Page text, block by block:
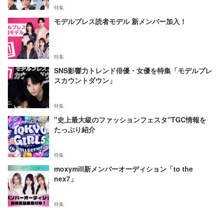
特集
モデルプレス読者モデル 新メンバー加入！
特集
SNS影響力トレンド俳優・女優を特集「モデルプレ
スカウントダウン」
特集
"史上最大級のファッションフェスタ"TGC情報を
たっぷり紹介
特集
moxymill新メンバーオーディション「to the
nex7」
特集